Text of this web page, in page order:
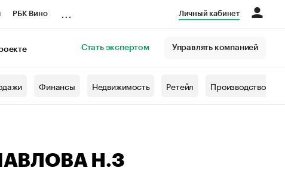
РБК Вино Личный кабинет
Стать экспертом Управлять компанией
Финансы Недвижимость Ретейл Производство
Н.З